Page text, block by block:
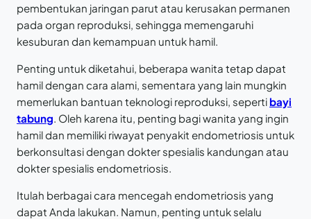
pembentukan jaringan parut atau kerusakan permanen
pada organ reproduksi, sehingga memengaruhi
kesuburan dan kemampuan untuk hamil.
Penting untuk diketahui, beberapa wanita tetap dapat
hamil dengan cara alami, sementara yang lain mungkin
memerlukan bantuan teknologi reproduksi, seperti bayi
tabung. Oleh karena itu, penting bagi wanita yang ingin
hamil dan memiliki riwayat penyakit endometriosis untuk
berkonsultasi dengan dokter spesialis kandungan atau
dokter spesialis endometriosis.
Itulah berbagai cara mencegah endometriosis yang
dapat Anda lakukan. Namun, penting untuk selalu